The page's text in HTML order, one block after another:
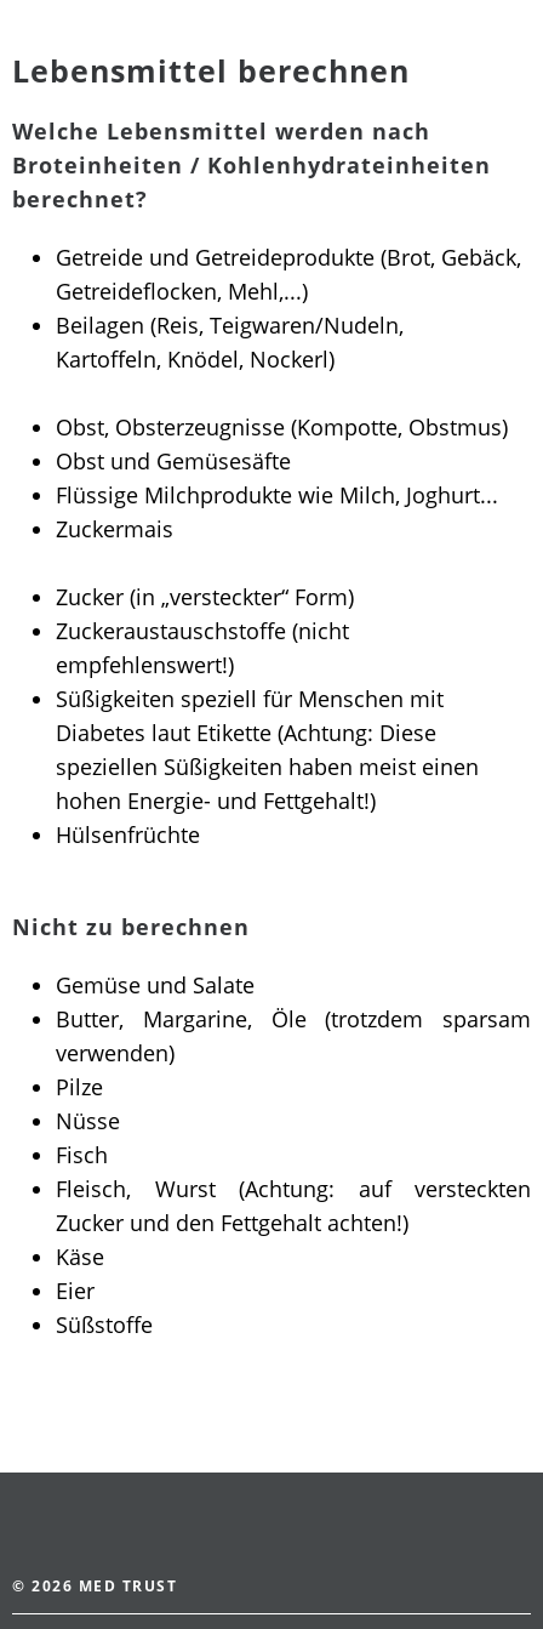
Lebensmittel berechnen
Welche Lebensmittel werden nach
Broteinheiten / Kohlenhydrateinheiten
berechnet?
Getreide und Getreideprodukte (Brot, Gebäck,
Getreideflocken, Mehl,...)
Beilagen (Reis, Teigwaren/Nudeln,
Kartoffeln, Knödel, Nockerl)
Obst, Obsterzeugnisse (Kompotte, Obstmus)
Obst und Gemüsesäfte
Flüssige Milchprodukte wie Milch, Joghurt...
Zuckermais
Zucker (in „versteckter“ Form)
Zuckeraustauschstoffe (nicht
empfehlenswert!)
Süßigkeiten speziell für Menschen mit
Diabetes laut Etikette (Achtung: Diese
speziellen Süßigkeiten haben meist einen
hohen Energie- und Fettgehalt!)
Hülsenfrüchte
Nicht zu berechnen
Gemüse und Salate
Butter, Margarine, Öle (trotzdem sparsam
verwenden)
Pilze
Nüsse
Fisch
Fleisch, Wurst (Achtung: auf versteckten
Zucker und den Fettgehalt achten!)
Käse
Eier
Süßstoffe
© 2026 MED TRUST